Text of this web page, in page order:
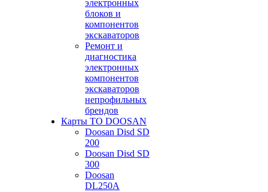
электронных
блоков и
компонентов
экскаваторов
Ремонт и
диагностика
электронных
компонентов
экскаваторов
непрофильных
брендов
Карты ТО DOOSAN
Doosan Disd SD
200
Doosan Disd SD
300
Doosan
DL250A